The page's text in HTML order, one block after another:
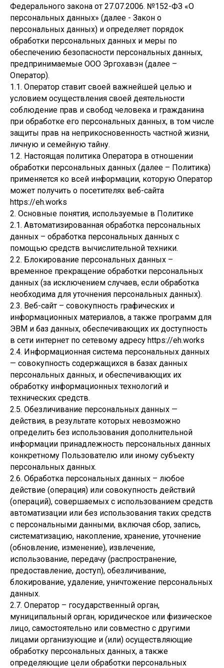
Федерального закона от 27.07.2006. №152-ФЗ «О
персональных данных» (далее - Закон о
персональных данных) и определяет порядок
обработки персональных данных и меры по
обеспечению безопасности персональных данных,
предпринимаемые ООО Эргохавэн (далее –
Оператор).
1.1. Оператор ставит своей важнейшей целью и
условием осуществления своей деятельности
соблюдение прав и свобод человека и гражданина
при обработке его персональных данных, в том числе
защиты прав на неприкосновенность частной жизни,
личную и семейную тайну.
1.2. Настоящая политика Оператора в отношении
обработки персональных данных (далее – Политика)
применяется ко всей информации, которую Оператор
может получить о посетителях веб-сайта
https://eh.works
2. Основные понятия, используемые в Политике
2.1. Автоматизированная обработка персональных
данных – обработка персональных данных с
помощью средств вычислительной техники.
2.2. Блокирование персональных данных –
временное прекращение обработки персональных
данных (за исключением случаев, если обработка
необходима для уточнения персональных данных).
2.3. Веб-сайт – совокупность графических и
информационных материалов, а также программ для
ЭВМ и баз данных, обеспечивающих их доступность
в сети интернет по сетевому адресу https://eh.works
2.4. Информационная система персональных данных
— совокупность содержащихся в базах данных
персональных данных, и обеспечивающих их
обработку информационных технологий и
технических средств.
2.5. Обезличивание персональных данных —
действия, в результате которых невозможно
определить без использования дополнительной
информации принадлежность персональных данных
конкретному Пользователю или иному субъекту
персональных данных.
2.6. Обработка персональных данных – любое
действие (операция) или совокупность действий
(операций), совершаемых с использованием средств
автоматизации или без использования таких средств
с персональными данными, включая сбор, запись,
систематизацию, накопление, хранение, уточнение
(обновление, изменение), извлечение,
использование, передачу (распространение,
предоставление, доступ), обезличивание,
блокирование, удаление, уничтожение персональных
данных.
2.7. Оператор – государственный орган,
муниципальный орган, юридическое или физическое
лицо, самостоятельно или совместно с другими
лицами организующие и (или) осуществляющие
обработку персональных данных, а также
определяющие цели обработки персональных